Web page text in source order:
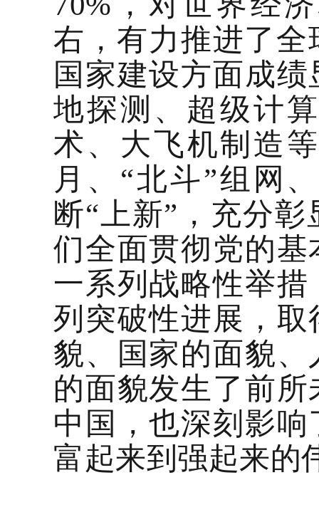
右，有力推进了
国家建设方面成
地探测、超级计
术、大飞机制造
月、“北斗”组网
断“上新”，充分
们全面贯彻党的
一系列战略性举
列突破性进展，
貌、国家的面貌
的面貌发生了前
中国，也深刻影
富起来到强起来的